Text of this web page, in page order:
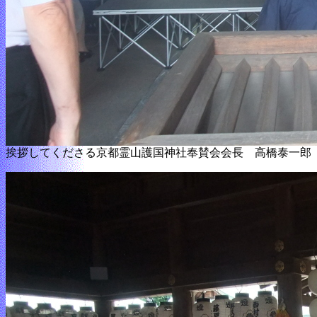
挨拶してくださる京都霊山護国神社奉賛会会長 高橋泰一